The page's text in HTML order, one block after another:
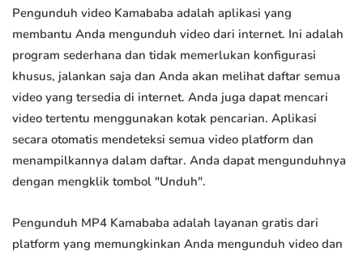
Pengunduh video Kamababa adalah aplikasi yang
membantu Anda mengunduh video dari internet. Ini adalah
program sederhana dan tidak memerlukan konfigurasi
khusus, jalankan saja dan Anda akan melihat daftar semua
video yang tersedia di internet. Anda juga dapat mencari
video tertentu menggunakan kotak pencarian. Aplikasi
secara otomatis mendeteksi semua video platform dan
menampilkannya dalam daftar. Anda dapat mengunduhnya
dengan mengklik tombol "Unduh".
Pengunduh MP4 Kamababa adalah layanan gratis dari
platform yang memungkinkan Anda mengunduh video dan